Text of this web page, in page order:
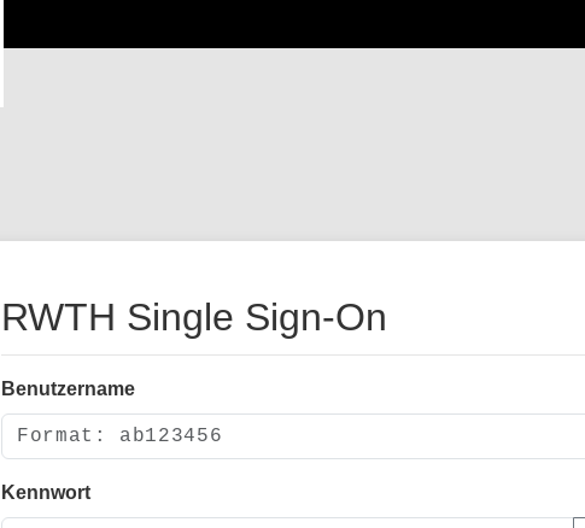
RWTH Single Sign-On
Benutzername
Kennwort